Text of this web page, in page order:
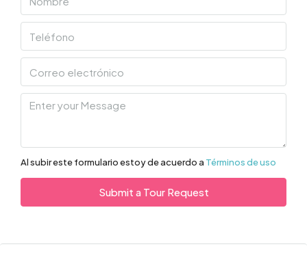
Al subir este formulario estoy de acuerdo a Términos de uso
Submit a Tour Request